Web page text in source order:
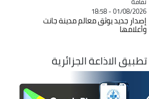
01/08/2026 - 18:58
إصدار جديد يوثق معالم مدينة جانت
وأعلامها
الاذاعة الجزائرية